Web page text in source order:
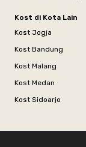
Kost di Kota Lain
Kost Jogja
Kost Bandung
Kost Malang
Kost Medan
Kost Sidoarjo